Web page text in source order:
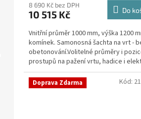
produktu
je
z
5
hvězdiček.
8 690 Kč bez DPH
10 515 Kč Do
Vnitřní průměr 1000 mm, výška 1200
komínek. Samonosná šachta na vrt -
obetonování.Volitelné průměry i
prostupů na pažení vrtu, hadice i
požadované...
Doprava Zdarma Kód: